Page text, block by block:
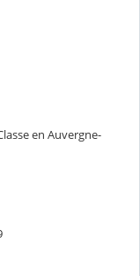
en Auvergne-